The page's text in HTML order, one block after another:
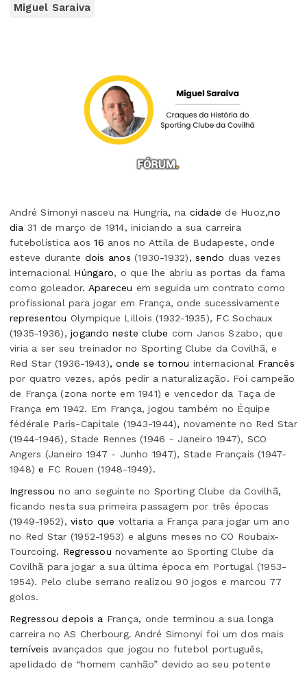
Miguel Saraiva
André Simonyi nasceu na Hungria, na cidade de Huoz,no
dia 31 de março de 1914, iniciando a sua carreira
futebolística aos16 anos no Attila de Budapeste, onde
esteve durante dois anos (1930-1932), sendo duas vezes
internacional Húngaro, o que lhe abriu as portas da fama
como goleador. Apareceu em seguida um contrato como
profissional para jogar em França, onde sucessivamente
representou Olympique Lillois (1932-1935), FC Sochaux
(1935-1936), jogando neste clube com Janos Szabo, que
viria a ser seu treinador no Sporting Clube da Covilhã, e
Red Star (1936-1943), onde se tornou internacional Francês
por quatro vezes, após pedir a naturalização. Foi campeão
de França (zona norte em 1941) e vencedor da Taça de
França em 1942. Em França, jogou também no Équipe
fédérale Paris-Capitale (1943-1944), novamente no Red Star
(1944-1946), Stade Rennes (1946 - Janeiro 1947), SCO
Angers (Janeiro 1947 - Junho 1947), Stade Français (1947-
1948) e FC Rouen (1948-1949).
Ingressou no ano seguinte no Sporting Clube da Covilhã,
ficando nesta sua primeira passagem por três épocas
(1949-1952),visto que voltaria a França para jogar um ano
no Red Star (1952-1953) e alguns meses no CO Roubaix-
Tourcoing. Regressou novamente ao Sporting Clube da
Covilhã para jogar a sua última época em Portugal (1953-
1954). Pelo clube serrano realizou 90 jogos e marcou 77
golos.
Regressou depois a França, onde terminou a sua longa
carreira no AS Cherbourg. André Simonyi foi um dos mais
temíveis avançados que jogou no futebol português,
apelidado de “homem canhão” devido ao seu potente